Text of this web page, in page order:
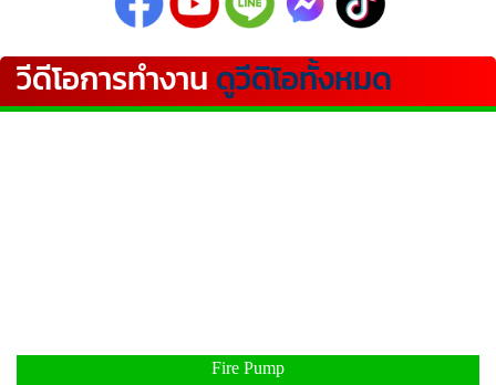
วีดีโอการทำงาน ดูวีดิโอทั้งหมด
Fire Pump